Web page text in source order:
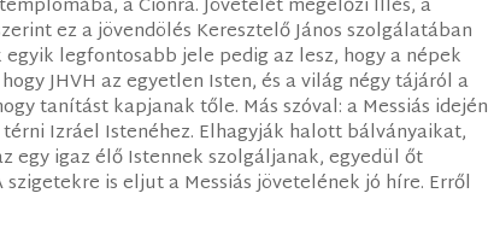
ez a jövendölés Keresztelő János szolgálatában
legfontosabb jele pedig az lesz, hogy a népek
JHVH az egyetlen Isten, és a világ négy tájáról a
tanítást kapjanak tőle. Más szóval: a Messiás idején
Izráel Istenéhez. Elhagyják halott bálványaikat,
egy igaz élő Istennek szolgáljanak, egyedül őt
is eljut a Messiás jövetelének jó híre. Erről